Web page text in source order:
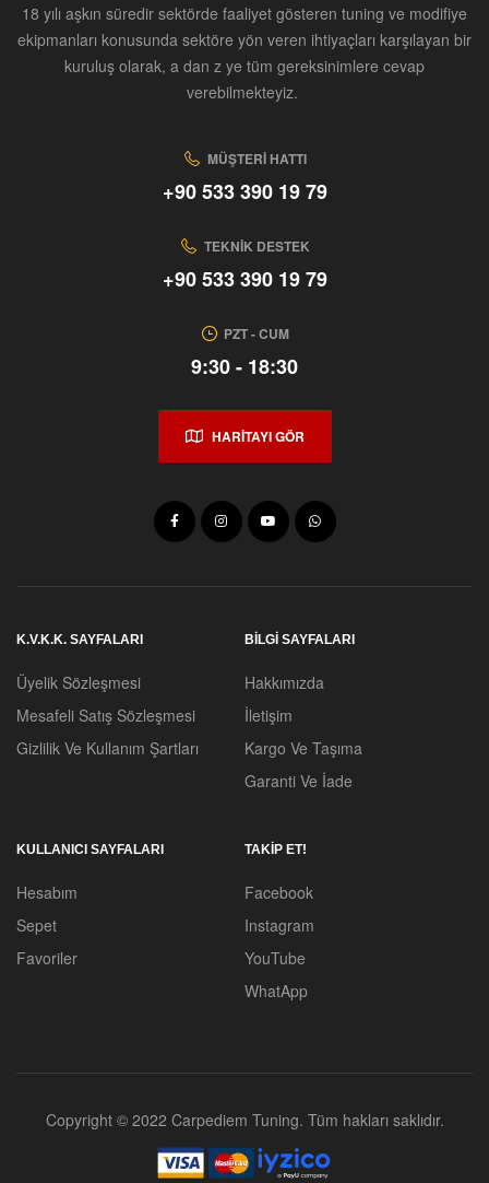
18 yılı aşkın süredir sektörde faaliyet gösteren tuning ve modifiye
ekipmanları konusunda sektöre yön veren ihtiyaçları karşılayan bir
kuruluş olarak, a dan z ye tüm gereksinimlere cevap
verebilmekteyiz.
MÜŞTERI HATTI
+90 533 390 19 79
TEKNIK DESTEK
+90 533 390 19 79
PZT - CUM
9:30 - 18:30
HARİTAYI GÖR
K.V.K.K. SAYFALARI
Üyelik Sözleşmesi
Mesafeli Satış Sözleşmesi
Gizlilik Ve Kullanım Şartları
BİLGİ SAYFALARI
Hakkımızda
İletişim
Kargo Ve Taşıma
Garanti Ve İade
KULLANICI SAYFALARI
Hesabım
Sepet
Favoriler
TAKİP ET!
Facebook
Instagram
YouTube
WhatApp
Copyright © 2022 Carpediem Tuning. Tüm hakları saklıdır.